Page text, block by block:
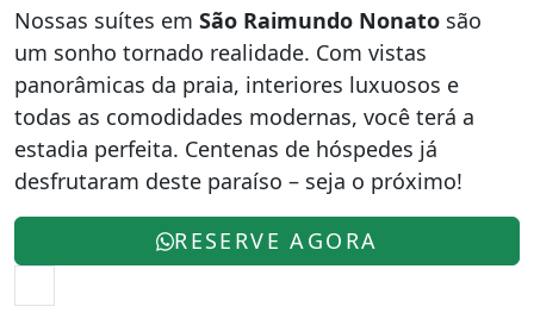
Nossas suítes em São Raimundo Nonato são
um sonho tornado realidade. Com vistas
panorâmicas da praia, interiores luxuosos e
todas as comodidades modernas, você terá a
estadia perfeita. Centenas de hóspedes já
desfrutaram deste paraíso – seja o próximo!
RESERVE AGORA